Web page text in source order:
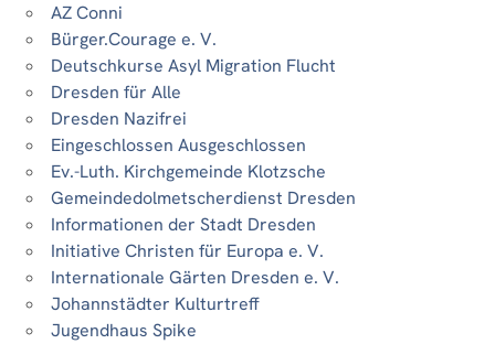
AZ Conni
Bürger.Courage e. V.
Deutschkurse Asyl Migration Flucht
Dresden für Alle
Dresden Nazifrei
Eingeschlossen Ausgeschlossen
Ev.-Luth. Kirchgemeinde Klotzsche
Gemeindedolmetscherdienst Dresden
Informationen der Stadt Dresden
Initiative Christen für Europa e. V.
Internationale Gärten Dresden e. V.
Johannstädter Kulturtreff
Jugendhaus Spike